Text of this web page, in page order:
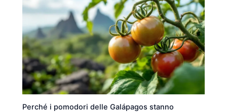
Perché i pomodori delle Galápagos stanno